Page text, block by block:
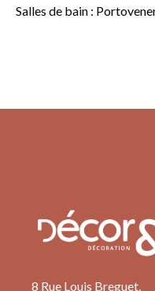
Salles de bain :
8 Rue Louis Breguet,